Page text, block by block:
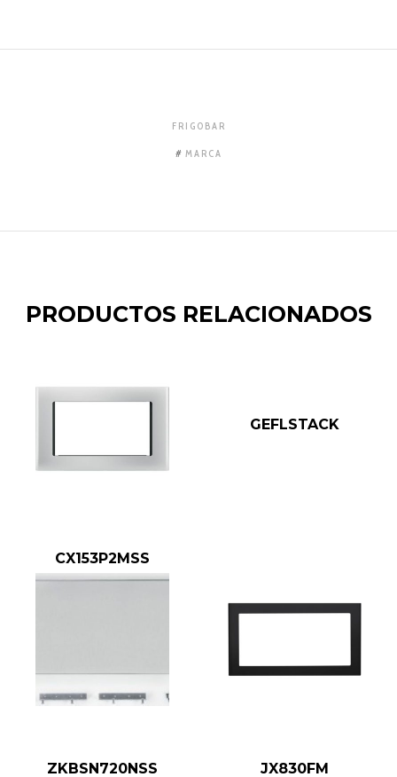
FRIGOBAR
MARCA
PRODUCTOS RELACIONADOS
CX153P2MSS
GEFLSTACK
ZKBSN720NSS JX830FM